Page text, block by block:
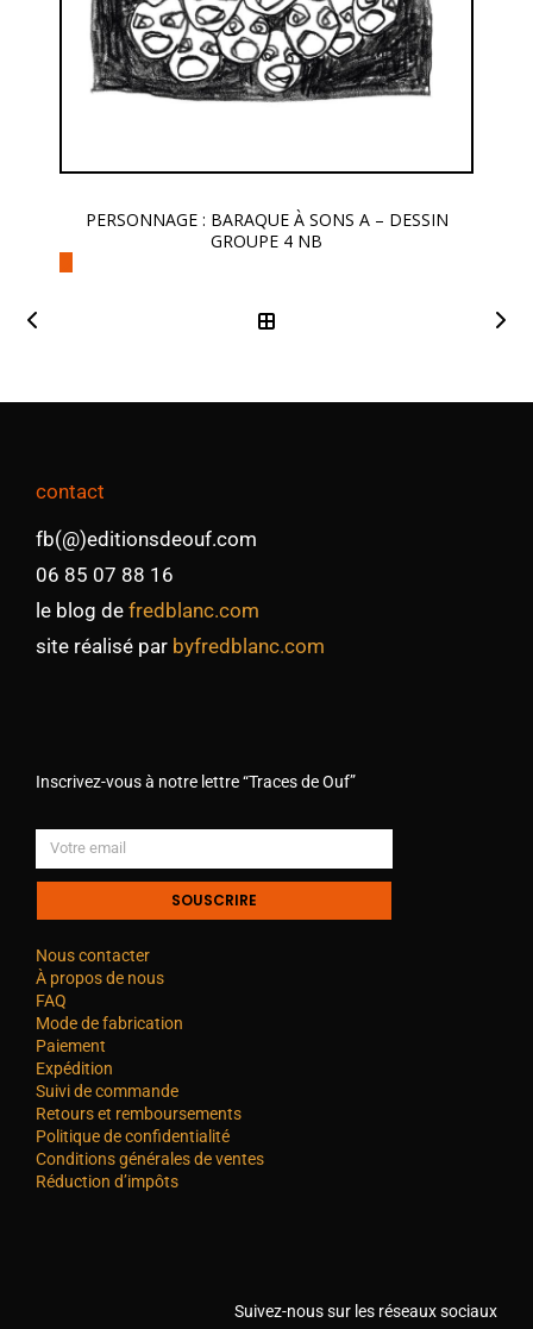
PERSONNAGE : BARAQUE À SONS A – DESSIN
GROUPE 4 NB
contact
fb(@)editionsdeouf.com
06 85 07 88 16
le blog de fredblanc.com
site réalisé par byfredblanc.com
Inscrivez-vous à notre lettre “Traces de Ouf”
SOUSCRIRE
Nous contacter
À propos de nous
FAQ
Mode de fabrication
Paiement
Expédition
Suivi de commande
Retours et remboursements
Politique de confidentialité
Conditions générales de ventes
Réduction d’impôts
Suivez-nous sur les réseaux sociaux